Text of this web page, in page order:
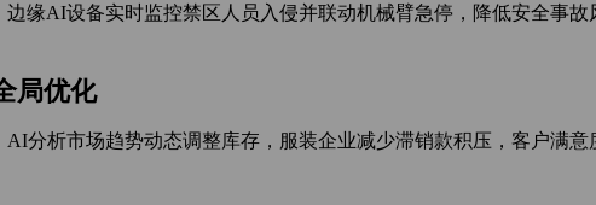
边缘AI设备实时监控禁区人员入侵并联动机械臂急停，降低安全事故
局优化
AI分析市场趋势动态调整库存，服装企业减少滞销款积压，客户满意